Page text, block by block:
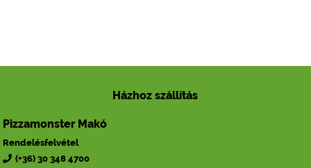
Házhoz szállítás
Pizzamonster Makó
Rendelésfelvétel
(+36) 30 348 4700